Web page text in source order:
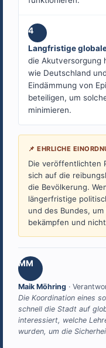
4
Langfristige
die Akutversorgung
wie Deutschland
Eindämmung von
beteiligen, um
minimieren.
📌 EHRLICHE
Die veröffentlichten
sich auf die
die Bevölkerung.
längerfristige
und des Bundes,
bekämpfen und
MM
Maik Möhring ·
Die Koordination eines
schnell die Stadt auf
interessiert, welche
wurden, um die